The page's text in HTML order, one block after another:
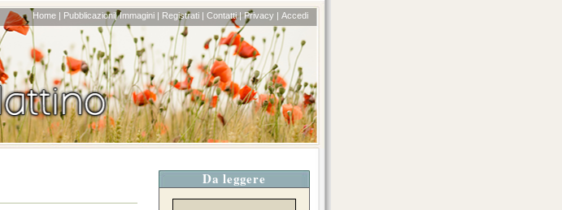
Home | Pubblicazioni| Immagini | Registrati | Contatti | Privacy | Accedi
Da leggere